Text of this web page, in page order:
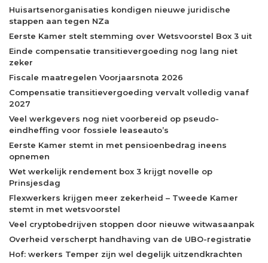
Huisartsenorganisaties kondigen nieuwe juridische
stappen aan tegen NZa
Eerste Kamer stelt stemming over Wetsvoorstel Box 3 uit
Einde compensatie transitievergoeding nog lang niet
zeker
Fiscale maatregelen Voorjaarsnota 2026
Compensatie transitievergoeding vervalt volledig vanaf
2027
Veel werkgevers nog niet voorbereid op pseudo-
eindheffing voor fossiele leaseauto’s
Eerste Kamer stemt in met pensioenbedrag ineens
opnemen
Wet werkelijk rendement box 3 krijgt novelle op
Prinsjesdag
Flexwerkers krijgen meer zekerheid – Tweede Kamer
stemt in met wetsvoorstel
Veel cryptobedrijven stoppen door nieuwe witwasaanpak
Overheid verscherpt handhaving van de UBO-registratie
Hof: werkers Temper zijn wel degelijk uitzendkrachten